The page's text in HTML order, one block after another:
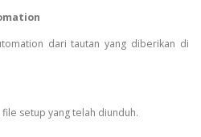
dari tautan yang diberikan di
setup yang telah diunduh.